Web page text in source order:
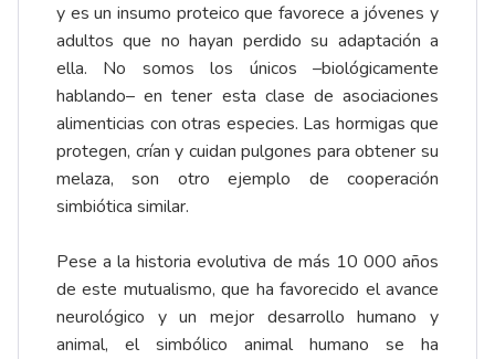
y es un insumo proteico que favorece a jóvenes y
adultos que no hayan perdido su adaptación a
ella. No somos los únicos –biológicamente
hablando– en tener esta clase de asociaciones
alimenticias con otras especies. Las hormigas que
protegen, crían y cuidan pulgones para obtener su
melaza, son otro ejemplo de cooperación
simbiótica similar.
Pese a la historia evolutiva de más 10 000 años
de este mutualismo, que ha favorecido el avance
neurológico y un mejor desarrollo humano y
animal, el simbólico animal humano se ha